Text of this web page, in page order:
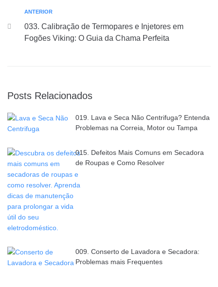
ANTERIOR
033. Calibração de Termopares e Injetores em
Fogões Viking: O Guia da Chama Perfeita
Posts Relacionados
019. Lava e Seca Não Centrifuga? Entenda
Problemas na Correia, Motor ou Tampa
015. Defeitos Mais Comuns em Secadora
de Roupas e Como Resolver
009. Conserto de Lavadora e Secadora:
Problemas mais Frequentes